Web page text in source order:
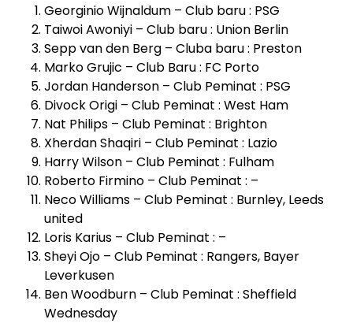
Georginio Wijnaldum – Club baru : PSG
Taiwoi Awoniyi – Club baru : Union Berlin
Sepp van den Berg – Cluba baru : Preston
Marko Grujic – Club Baru : FC Porto
Jordan Handerson – Club Peminat : PSG
Divock Origi – Club Peminat : West Ham
Nat Philips – Club Peminat : Brighton
Xherdan Shaqiri – Club Peminat : Lazio
Harry Wilson – Club Peminat : Fulham
Roberto Firmino – Club Peminat : –
Neco Williams – Club Peminat : Burnley, Leeds
united
Loris Karius – Club Peminat : –
Sheyi Ojo – Club Peminat : Rangers, Bayer
Leverkusen
Ben Woodburn – Club Peminat : Sheffield
Wednesday